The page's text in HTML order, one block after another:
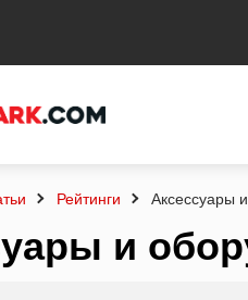
Рейтинги Аксессуары
и